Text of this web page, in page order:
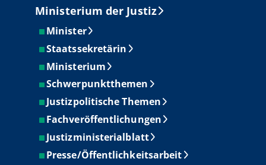
Ministerium der Justiz
Minister
Staatssekretärin
Ministerium
Schwerpunktthemen
Justizpolitische Themen
Fachveröffentlichungen
Justizministerialblatt
Presse/Öffentlichkeitsarbeit